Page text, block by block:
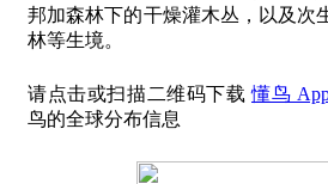
邦加森林下的干燥灌木丛，以及次
林等生境。
请点击或扫描二维码下载懂鸟
鸟的全球分布信息